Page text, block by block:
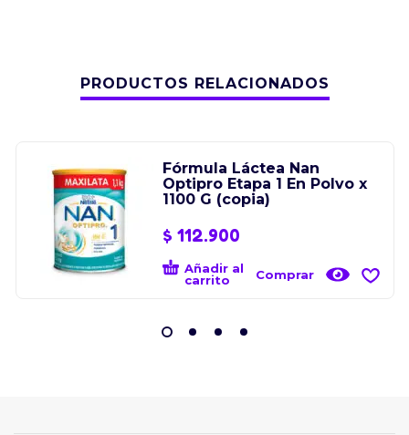
PRODUCTOS RELACIONADOS
Fórmula Láctea Nan
Optipro Etapa 1 En Polvo x
1100 G (copia)
$ 112.900
Añadir al
carrito
Comprar